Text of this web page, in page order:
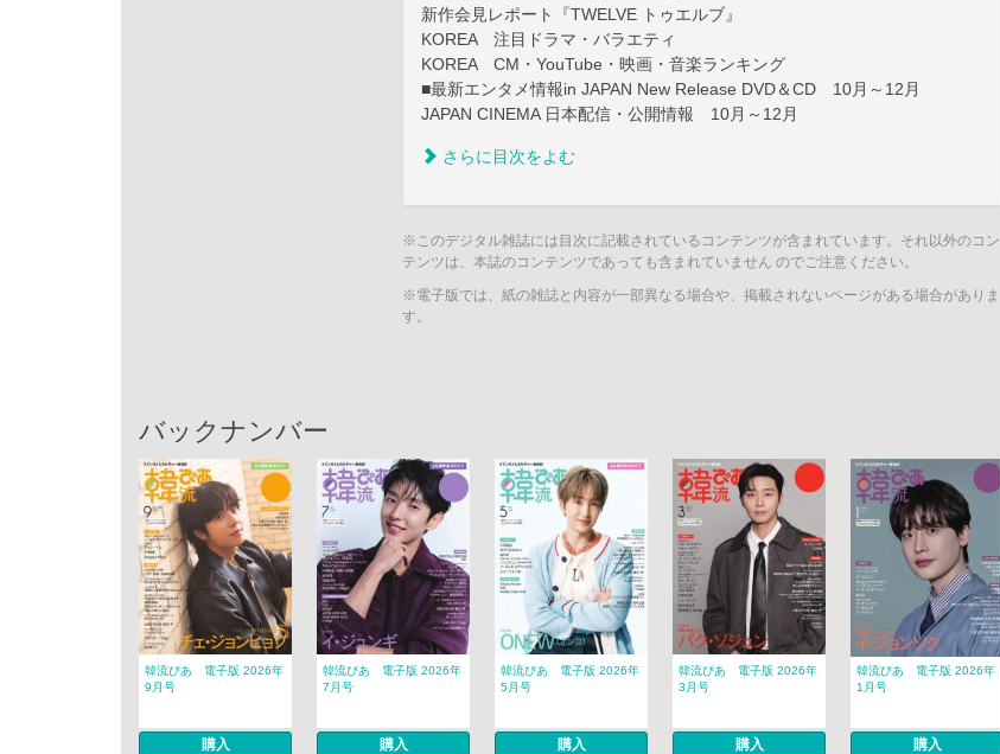
新作会見レポート『TWELVE トゥエルブ』
KOREA 注目ドラマ・バラエティ
KOREA CM・YouTube・映画・音楽ランキング
■最新エンタメ情報in JAPAN New Release DVD＆CD 10月～12月
JAPAN CINEMA 日本配信・公開情報 10月～12月
さらに目次をよむ
※このデジタル雑誌には目次に記載されているコンテンツが含まれています。それ以外のコン
テンツは、本誌のコンテンツであっても含まれていません のでご注意ください。
※電子版では、紙の雑誌と内容が一部異なる場合や、掲載されないページがある場合がありま
す。
バックナンバー
韓流ぴあ 電子版 2026年
9月号
購入
韓流ぴあ 電子版 2026年
7月号
購入
韓流ぴあ 電子版 2026年
5月号
購入
韓流ぴあ 電子版 2026年
3月号
購入
韓流ぴあ 電子版 2026年
1月号
購入